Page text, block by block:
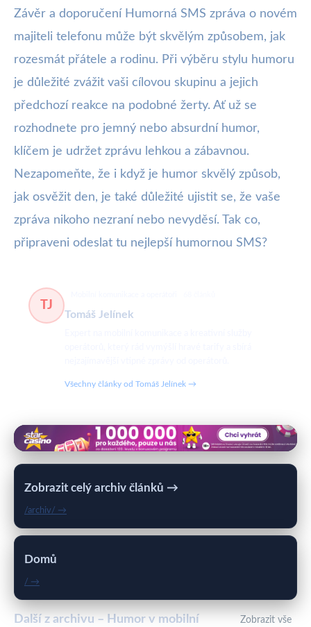
Závěr a doporučení Humorná SMS zpráva o novém
majiteli telefonu může být skvělým způsobem, jak
rozesmát přátele a rodinu. Při výběru stylu humoru
je důležité zvážit vaši cílovou skupinu a jejich
předchozí reakce na podobné žerty. Ať už se
rozhodnete pro jemný nebo absurdní humor,
klíčem je udržet zprávu lehkou a zábavnou.
Nezapomeňte, že i když je humor skvělý způsob,
jak osvěžit den, je také důležité ujistit se, že vaše
zpráva nikoho nezraní nebo nevyděsí. Tak co,
připraveni odeslat tu nejlepší humornou SMS?
TJ
Tomáš Jelínek
Všechny články od Tomáš Jelínek →
Zobrazit celý archiv článků →
/archiv/ →
Domů
/ →
Další z archivu – Humor v mobilní
Zobrazit vše